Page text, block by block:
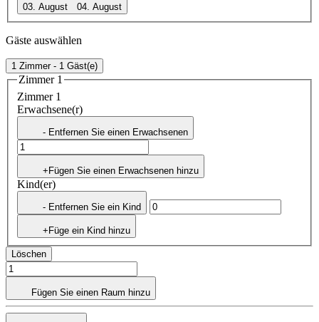
03. August 04. August
Gäste auswählen
1 Zimmer - 1 Gäst(e)
Zimmer 1
Zimmer 1
Erwachsene(r)
- Entfernen Sie einen Erwachsenen
+Fügen Sie einen Erwachsenen hinzu
Kind(er)
- Entfernen Sie ein Kind
+Füge ein Kind hinzu
Löschen
Fügen Sie einen Raum hinzu